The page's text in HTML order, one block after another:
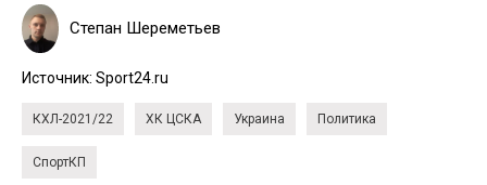
Степан Шереметьев
Источник: Sport24.ru
КХЛ-2021/22 ХК ЦСКА Украина Политика
СпортКП